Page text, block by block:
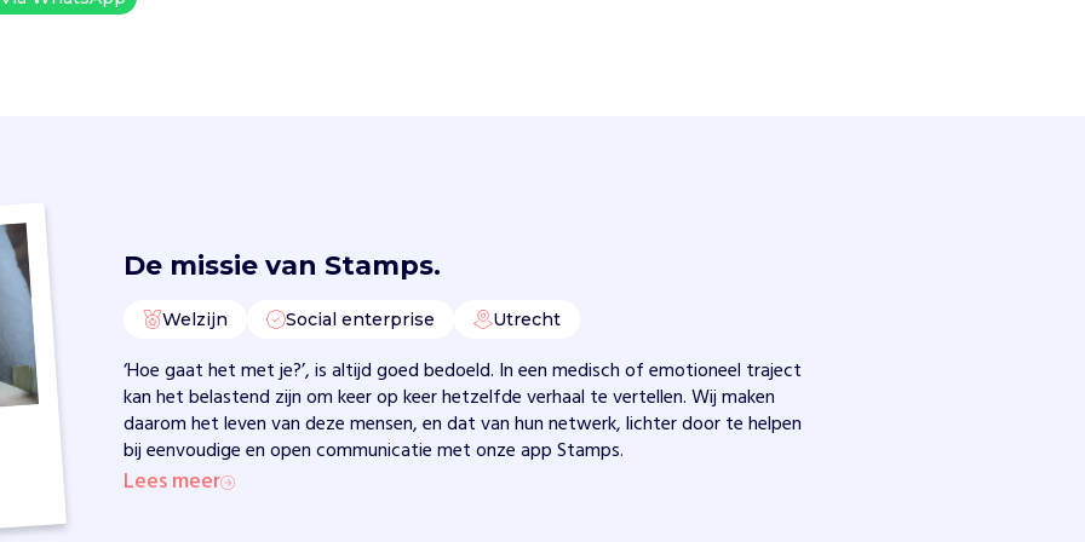
De missie van Stamps.
Welzijn Social enterprise Utrecht
‘Hoe gaat het met je?’, is altijd goed bedoeld. In een medisch of emotioneel traject
kan het belastend zijn om keer op keer hetzelfde verhaal te vertellen. Wij maken
daarom het leven van deze mensen, en dat van hun netwerk, lichter door te helpen
bij eenvoudige en open communicatie met onze app Stamps.
Lees meer